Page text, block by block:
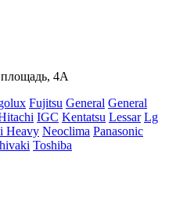
площадь, 4А
Fujitsu General General
IGC Kentatsu Lessar Lg
Heavy Neoclima Panasonic
Toshiba